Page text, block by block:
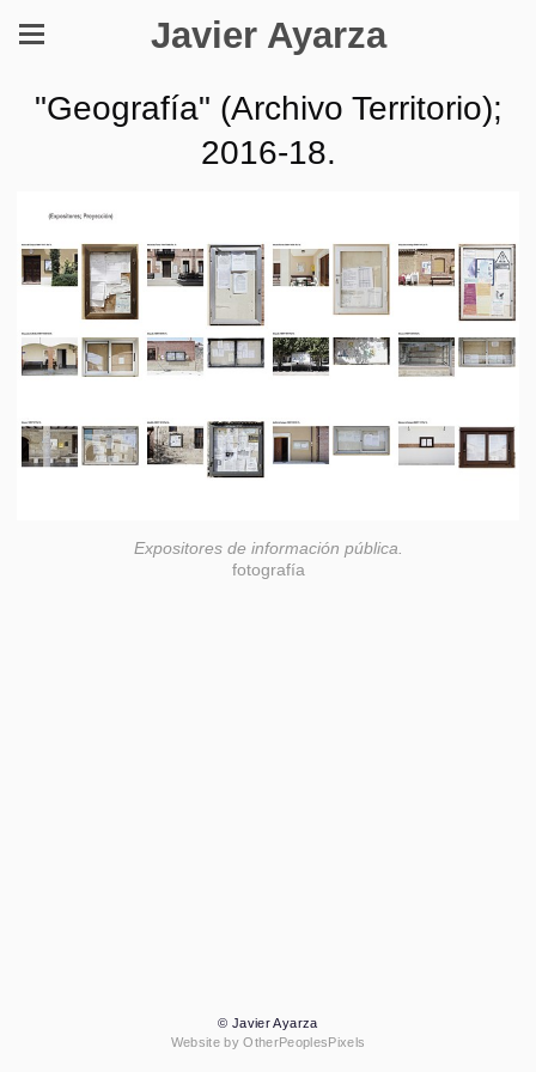
Javier Ayarza
"Geografía" (Archivo Territorio);
2016-18.
Expositores de información pública.
fotografía
© Javier Ayarza
Website by OtherPeoplesPixels